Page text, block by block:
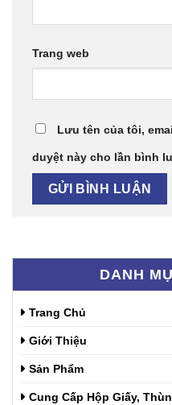
DANH
Trang Chủ
Giới Thiệu
Sản Phẩm
Cung Cấp Hộp Giấy,
Trang web
Lưu tên của tôi,
duyệt này cho lần bình